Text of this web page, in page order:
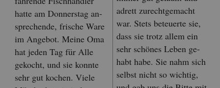
hatte am Don­ners­tag an­
spre­chen­de, fri­sche Ware
im An­ge­bot. Meine Oma
hat jeden Tag für Alle
ge­kocht, und sie konn­te
sehr gut ko­chen. Viele
adrett zu­recht­ge­macht
war. Stets be­teu­er­te sie,
dass sie trotz allem ein
sehr schö­nes Leben ge­
habt habe. Sie nahm sich
selbst nicht so wich­tig,